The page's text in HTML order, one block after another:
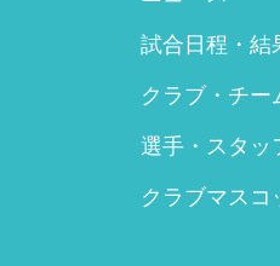
試合日程・結
クラブ・チー
選手・スタッ
クラブマスコ